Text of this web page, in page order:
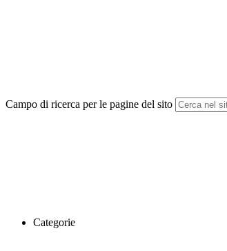
Campo di ricerca per le pagine del sito
Categorie